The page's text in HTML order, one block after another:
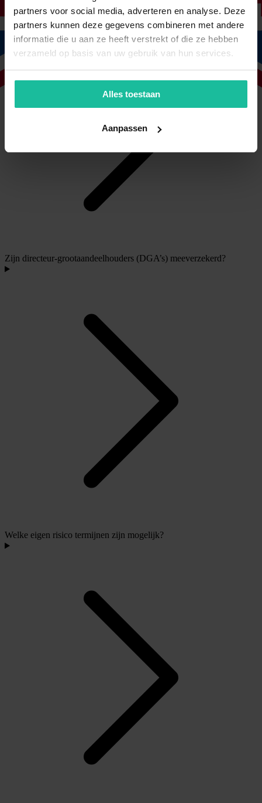
partners voor social media, adverteren en analyse. Deze
partners kunnen deze gegevens combineren met andere
informatie die u aan ze heeft verstrekt of die ze hebben
verzameld op basis van uw gebruik van hun services.
Alles toestaan
Aanpassen
Zijn directeur-grootaandeelhouders (DGA’s) meeverzekerd?
Welke eigen risico termijnen zijn mogelijk?